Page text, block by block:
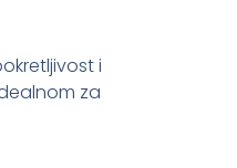
i
za